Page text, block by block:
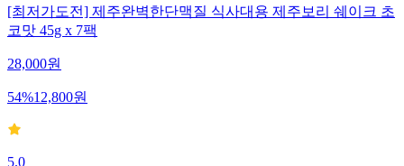
[최저가도전] 제주완벽한단맥질 식사대용 제주보리 쉐이크 초
코맛 45g x 7팩
28,000원
54%12,800원